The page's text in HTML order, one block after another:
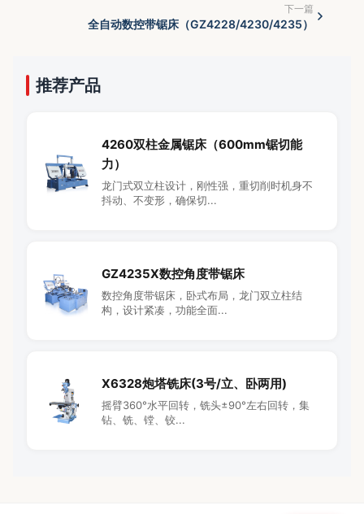
下一篇
全自动数控带锯床（GZ4228/4230/4235）
推荐产品
4260双柱金属锯床（600mm锯切能
力）
龙门式双立柱设计，刚性强，重切削时机身不
抖动、不变形，确保切...
GZ4235X数控角度带锯床
数控角度带锯床，卧式布局，龙门双立柱结
构，设计紧凑，功能全面...
X6328炮塔铣床(3号/立、卧两用)
摇臂360°水平回转，铣头±90°左右回转，集
钻、铣、镗、铰...